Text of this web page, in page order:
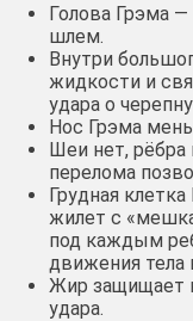
Голова Грэма
шлем.
Внутри
жидкости и
удара о
Нос Грэма
Шеи нет,
перелома
Грудная
жилет с
под каждым
движения тела
Жир защищает
удара.